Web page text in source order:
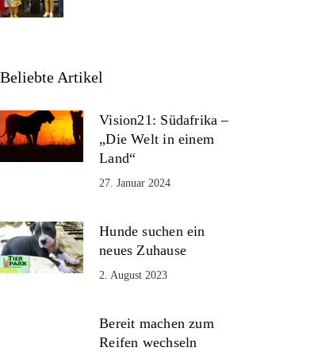
Beliebte Artikel
Vision21: Südafrika –
„Die Welt in einem
Land“
27. Januar 2024
Hunde suchen ein
neues Zuhause
2. August 2023
Bereit machen zum
Reifen wechseln